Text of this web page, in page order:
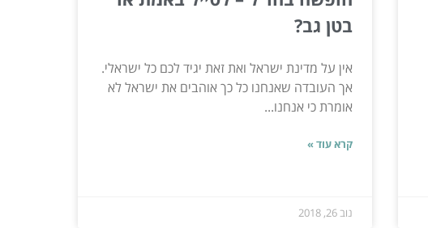
בטן גב?
אין על מדינת ישראל ואת זאת יגיד לכם כל ישראלי.
אך העובדה שאנחנו כל כך אוהבים את ישראל לא
אומרת כי אנחנו...
קרא עוד »
נוב 26, 2018